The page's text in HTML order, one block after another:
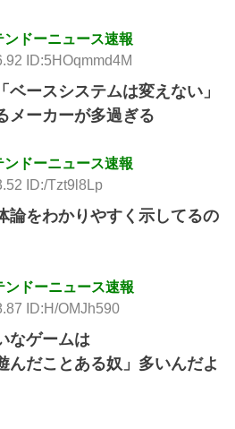
ドーニュース速報
ID:5HOqmmd4M
ベースシステムは変えない」
メーカーが多過ぎる
ドーニュース速報
ID:/Tzt9l8Lp
論をわかりやすく示してるの
ドーニュース速報
ID:H/OMJh590
なゲームは
んだことある奴」多いんだよ